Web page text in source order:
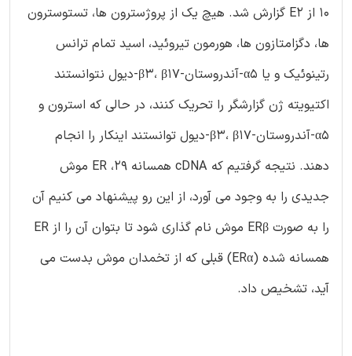
10 از E2 گزارش شد. هیچ یک از پروژسترون ها، تستوسترون
ها، دگزامتازون ها، هورمون تیروئید، اسید تمام ترانس
رتینوئیک و یا α5-آندروستان-β3، β17-دیول نتوانستند
اکتیویته ژن گزارشگر را تحریک کنند، در حالی که استرون و
α5-آندروستان-β3، β17-دیول توانستند اینکار را انجام
دهند. نتیجه گرفتیم که cDNA همسانه 29، ER موش
جدیدی را به وجود می آورد، از این رو پیشنهاد می کنیم آن
را به صورت ERβ موش نام گذاری شود تا بتوان آن را از ER
همسانه شده (ERα) قبلی که از تخمدان موش بدست می
آید، تشخیص داد.